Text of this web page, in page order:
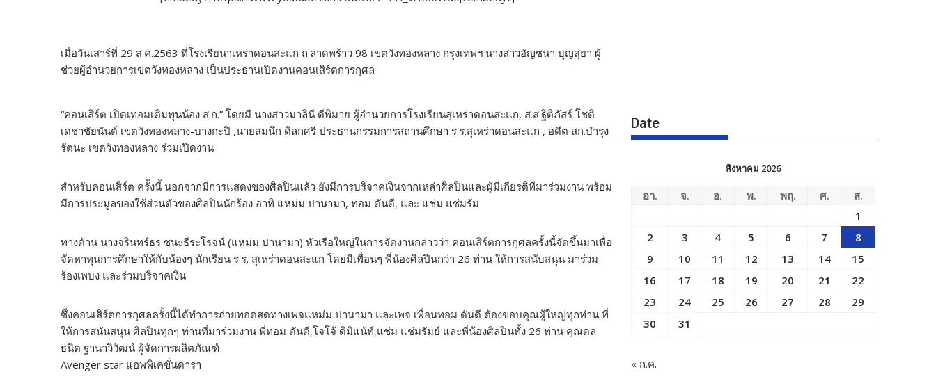
เมื่อวันเสาร์ที่ 29 ส.ค.2563 ที่โรงเรียนาเหร่าดอนสะแก ถ.ลาดพร้าว 98 เขตวังทองหลาง กรุงเทพฯ นางสาวอัญชนา บุญสุยา ผู้
ช่วยผู้อำนวยการเขตวังทองหลาง เป็นประธานเปิดงานคอนเสิร์ตการกุศล
“คอนเสิร์ต เปิดเทอมเติมทุนน้อง ส.ก.” โดยมี นางสาวมาลินี ดีพิมาย ผู้อำนวยการโรงเรียนสุเหร่าดอนสะแก, ส.ส.ฐิติภัสร์ โชติ
เดชาชัยนันต์ เขตวังทองหลาง-บางกะปิ ,นายสมนึก ดิลกศรี ประธานกรรมการสถานศึกษา ร.ร.สุเหร่าดอนสะแก , อดีต สก.บำรุง
รัตนะ เขตวังทองหลาง ร่วมเปิดงาน
สำหรับคอนเสิร์ต ครั้งนี้ นอกจากมีการแสดงของศิลปินแล้ว ยังมีการบริจาคเงินจากเหล่าศิลปินและผู้มีเกียรติทีมาร่วมงาน พร้อม
มีการประมูลของใช้ส่วนตัวของศิลปินนักร้อง อาทิ แหม่ม ปานามา, ทอม ดันดี, และ แช่ม แช่มรัม
ทางด้าน นางจรินทร์ธร ชนะธีระโรจน์ (แหม่ม ปานามา) หัวเรือใหญ่ในการจัดงานกล่าวว่า คอนเสิร์ตการกุศลครั้งนี้จัดขึ้นมาเพื่อ
จัดหาทุนการศึกษาให้กับน้องๆ นักเรียน ร.ร. สุเหร่าดอนสะแก โดยมีเพื่อนๆ พี่น้องศิลปินกว่า 26 ท่าน ให้การสนับสนุน มาร่วม
ร้องเพบง และร่วมบริจาคเงิน
ซึ่งคอนเสิร์ตการกุศลครั้งนี้ได้ทำการถ่ายทอดสดทางเพจแหม่ม ปานามา และเพจ เพื่อนทอม ดันดี ต้องขอบคุณผู้ใหญ่ทุกท่าน ที่
ให้การสนันสนุน ศิลปินทุกๆ ท่านที่มาร่วมงาน พี่ทอม ดันดี,โจโจ้ ดิมิแน้ท์,แช่ม แช่มรัมย์ และพี่น้องศิลปินทั้ง 26 ท่าน คุณดล
ธนิต ฐานาวิวัฒน์ ผู้จัดการผลิตภัณฑ์
Avenger star แอพพิเคขั่นดารา
Date
สิงหาคม 2026
อา. จ. อ. พ. พฤ. ศ.
ส.
1
2
3 4 5 6 7
8
9
10 11 12 13 14
15
16
17 18 19 20 21
22
23
24 25 26 27 28
29
30
31
« ก.ค.